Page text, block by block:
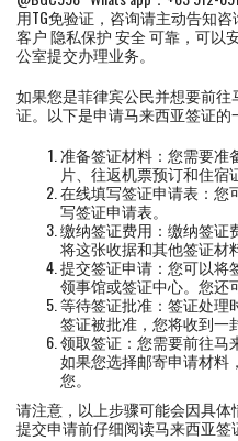
用TG免验证，咨询请主动告知咨
客户 隐私保护 安全 可靠，可以
公室提交办理业务。
如果您是菲律宾公民并想要前
证。以下是申请马来西亚签证的
准备签证材料：您需要准
片、往返机票预订和住宿
在线填写签证申请表：您
写签证申请表。
缴纳签证费用：缴纳签证
将这张收据和其他签证材
提交签证申请：您可以将
领事馆或签证中心。您还
等待签证批准：签证处理
签证被批准，您将收到一
领取签证：您需要前往马
如果您选择邮寄申请材料
您。
请注意，以上步骤可能会因具
提交申请前仔细阅读马来西亚签